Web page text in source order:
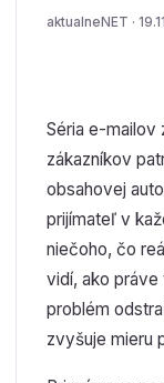
aktualneNET ·
Séria e-mailov
zákazníkov
obsahovej
prijímateľ v
niečoho, čo
vidí, ako
problém
zvyšuje mieru